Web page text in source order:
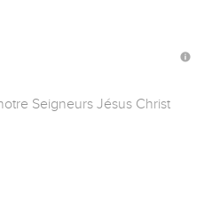
Seigneurs Jésus Christ